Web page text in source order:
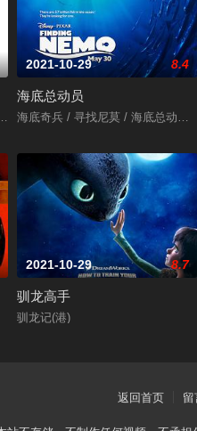
万悟 / 寻找兰彻 / Three Idiots
别的 / तारे ज़मीन पर / Like Stars on
2021-10-29 8.4
海底总动员
海底奇兵 / 寻找尼莫 / 海底总动员
2021-10-29 8.7
驯龙高手
驯龙记(港)
返回首页 留